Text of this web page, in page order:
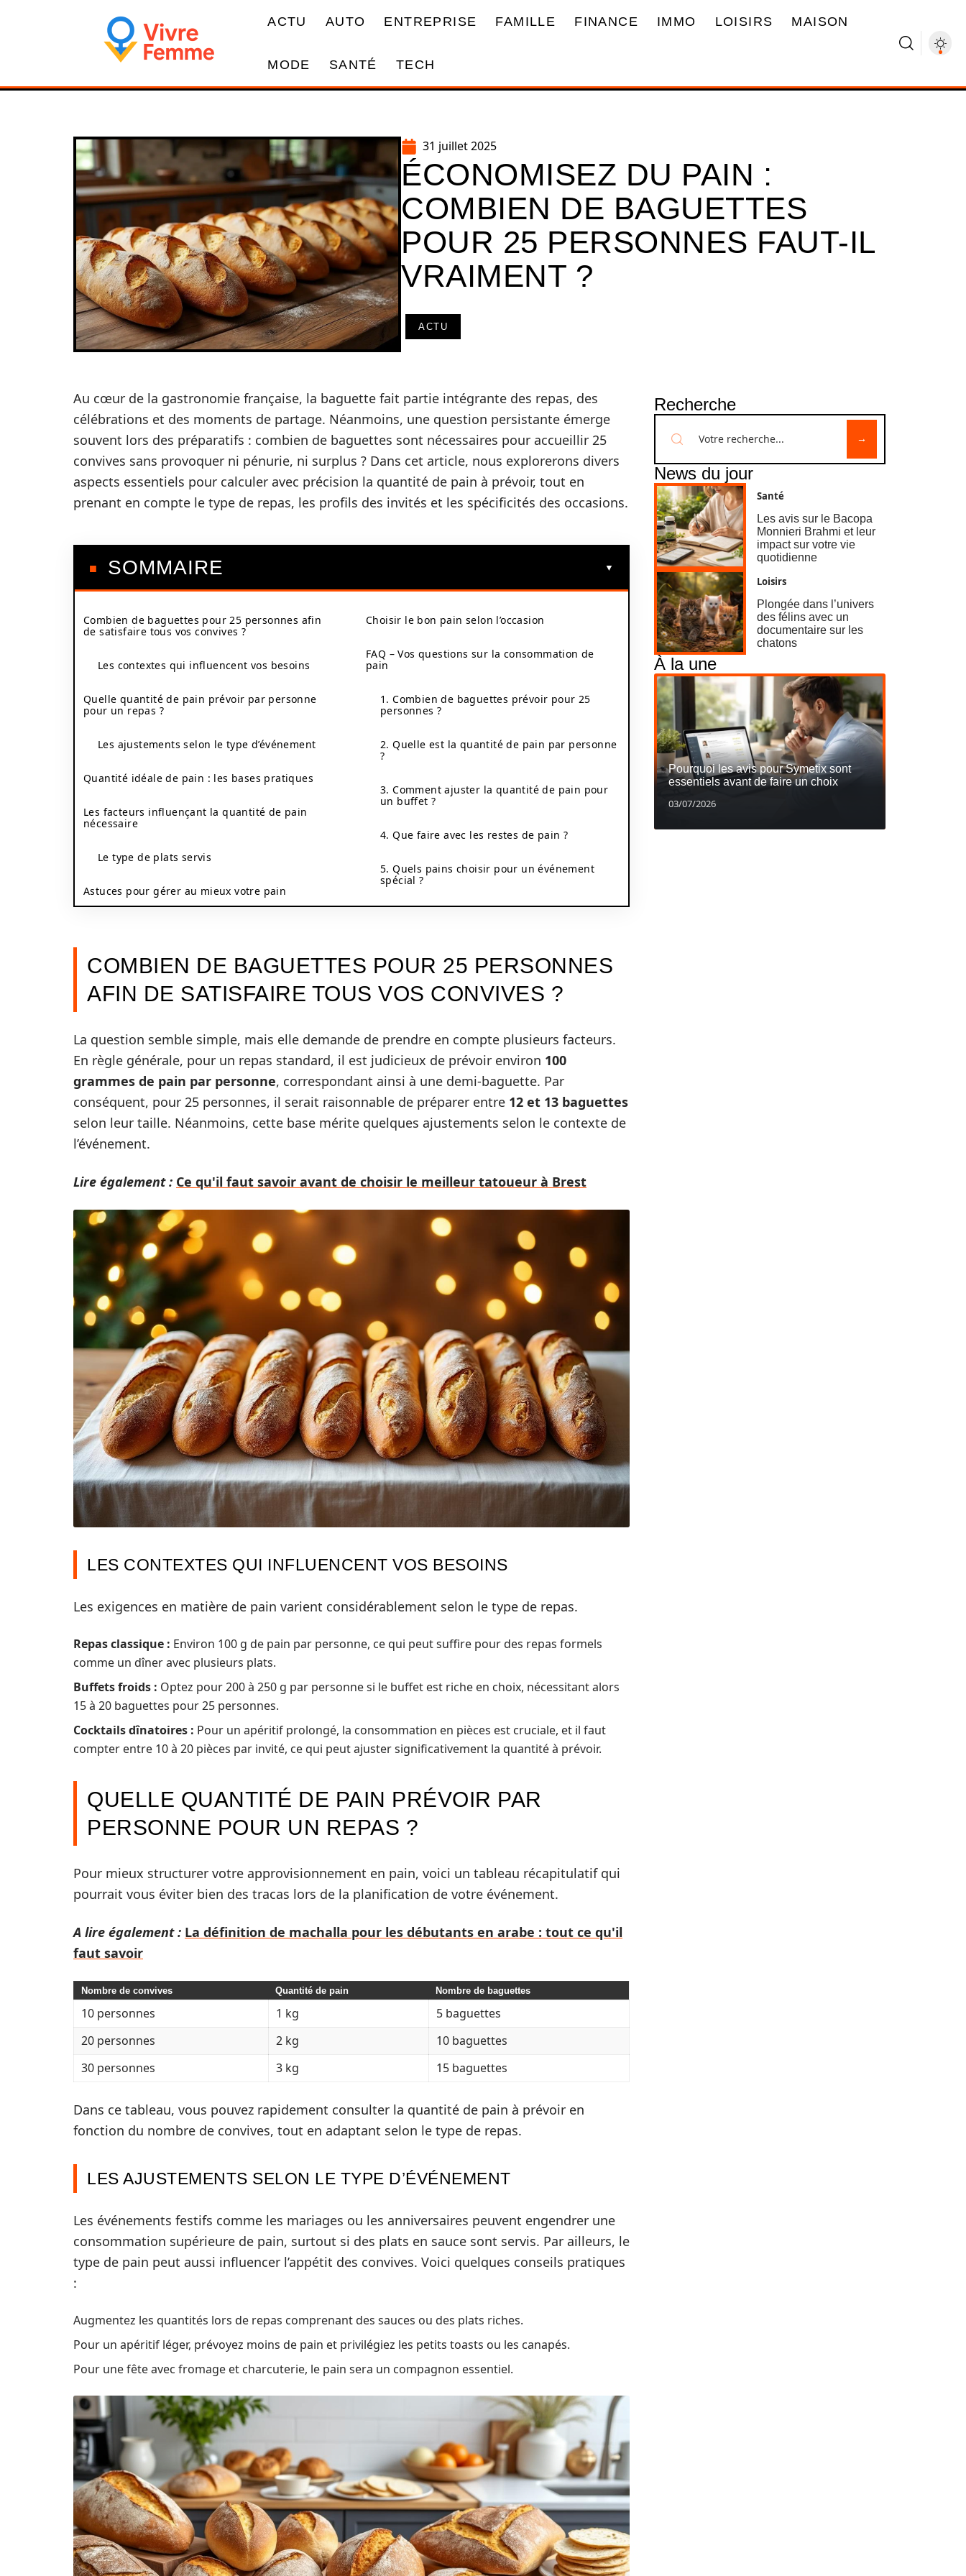
ACTU AUTO ENTREPRISE FAMILLE FINANCE IMMO LOISIRS MAISON
MODE SANTÉ TECH
31 juillet 2025
ÉCONOMISEZ DU PAIN :
COMBIEN DE BAGUETTES
POUR 25 PERSONNES FAUT-IL
VRAIMENT ?
ACTU
Au cœur de la gastronomie française, la baguette fait partie intégrante des repas, des
célébrations et des moments de partage. Néanmoins, une question persistante émerge
souvent lors des préparatifs : combien de baguettes sont nécessaires pour accueillir 25
convives sans provoquer ni pénurie, ni surplus ? Dans cet article, nous explorerons divers
aspects essentiels pour calculer avec précision la quantité de pain à prévoir, tout en
prenant en compte le type de repas, les profils des invités et les spécificités des occasions.
SOMMAIRE
Combien de baguettes pour 25 personnes afin
de satisfaire tous vos convives ?
Les contextes qui influencent vos besoins
Quelle quantité de pain prévoir par personne
pour un repas ?
Les ajustements selon le type d’événement
Quantité idéale de pain : les bases pratiques
Les facteurs influençant la quantité de pain
nécessaire
Le type de plats servis
Astuces pour gérer au mieux votre pain
Choisir le bon pain selon l’occasion
FAQ – Vos questions sur la consommation de
pain
1. Combien de baguettes prévoir pour 25
personnes ?
2. Quelle est la quantité de pain par personne
?
3. Comment ajuster la quantité de pain pour
un buffet ?
4. Que faire avec les restes de pain ?
5. Quels pains choisir pour un événement
spécial ?
COMBIEN DE BAGUETTES POUR 25 PERSONNES
AFIN DE SATISFAIRE TOUS VOS CONVIVES ?
La question semble simple, mais elle demande de prendre en compte plusieurs facteurs.
En règle générale, pour un repas standard, il est judicieux de prévoir environ 100
grammes de pain par personne, correspondant ainsi à une demi-baguette. Par
conséquent, pour 25 personnes, il serait raisonnable de préparer entre 12 et 13 baguettes
selon leur taille. Néanmoins, cette base mérite quelques ajustements selon le contexte de
l’événement.
Lire également : Ce qu'il faut savoir avant de choisir le meilleur tatoueur à Brest
LES CONTEXTES QUI INFLUENCENT VOS BESOINS
Les exigences en matière de pain varient considérablement selon le type de repas.
Repas classique : Environ 100 g de pain par personne, ce qui peut suffire pour des repas formels
comme un dîner avec plusieurs plats.
Buffets froids : Optez pour 200 à 250 g par personne si le buffet est riche en choix, nécessitant alors
15 à 20 baguettes pour 25 personnes.
Cocktails dînatoires : Pour un apéritif prolongé, la consommation en pièces est cruciale, et il faut
compter entre 10 à 20 pièces par invité, ce qui peut ajuster significativement la quantité à prévoir.
QUELLE QUANTITÉ DE PAIN PRÉVOIR PAR
PERSONNE POUR UN REPAS ?
Pour mieux structurer votre approvisionnement en pain, voici un tableau récapitulatif qui
pourrait vous éviter bien des tracas lors de la planification de votre événement.
A lire également : La définition de machalla pour les débutants en arabe : tout ce qu'il
faut savoir
Nombre de convives Quantité de pain Nombre de baguettes
10 personnes 1 kg
5 baguettes
20 personnes
2 kg
10 baguettes
30 personnes
3 kg 15 baguettes
Dans ce tableau, vous pouvez rapidement consulter la quantité de pain à prévoir en
fonction du nombre de convives, tout en adaptant selon le type de repas.
LES AJUSTEMENTS SELON LE TYPE D’ÉVÉNEMENT
Les événements festifs comme les mariages ou les anniversaires peuvent engendrer une
consommation supérieure de pain, surtout si des plats en sauce sont servis. Par ailleurs, le
type de pain peut aussi influencer l’appétit des convives. Voici quelques conseils pratiques
:
Augmentez les quantités lors de repas comprenant des sauces ou des plats riches.
Pour un apéritif léger, prévoyez moins de pain et privilégiez les petits toasts ou les canapés.
Pour une fête avec fromage et charcuterie, le pain sera un compagnon essentiel.
Recherche
News du jour
Santé
Les avis sur le Bacopa
Monnieri Brahmi et leur
impact sur votre vie
quotidienne
Loisirs
Plongée dans l’univers
des félins avec un
documentaire sur les
chatons
À la une
Pourquoi les avis pour Symetix sont
essentiels avant de faire un choix
03/07/2026